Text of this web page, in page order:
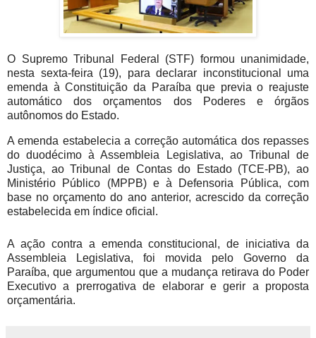
O Supremo Tribunal Federal (STF) formou unanimidade,
nesta sexta-feira (19), para declarar inconstitucional uma
emenda à Constituição da Paraíba que previa o reajuste
automático dos orçamentos dos Poderes e órgãos
autônomos do Estado.
A emenda estabelecia a correção automática dos repasses
do duodécimo à Assembleia Legislativa, ao Tribunal de
Justiça, ao Tribunal de Contas do Estado (TCE-PB), ao
Ministério Público (MPPB) e à Defensoria Pública, com
base no orçamento do ano anterior, acrescido da correção
estabelecida em índice oficial.
A ação contra a emenda constitucional, de iniciativa da
Assembleia Legislativa, foi movida pelo Governo da
Paraíba, que argumentou que a mudança retirava do Poder
Executivo a prerrogativa de elaborar e gerir a proposta
orçamentária.